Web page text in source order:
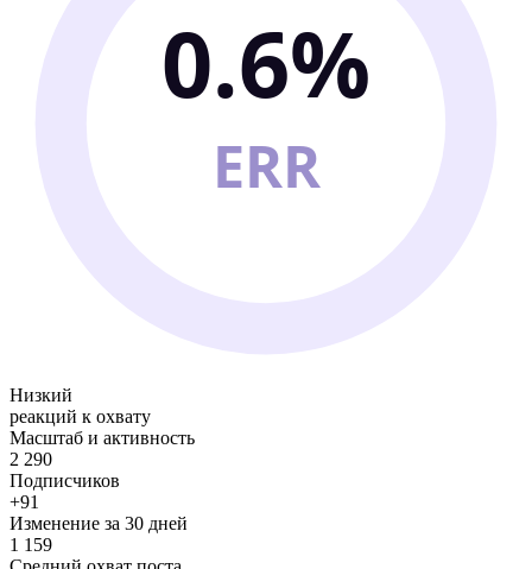
0.6%
ERR
Низкий
реакций к охвату
Масштаб и активность
2 290
Подписчиков
+91
Изменение за 30 дней
1 159